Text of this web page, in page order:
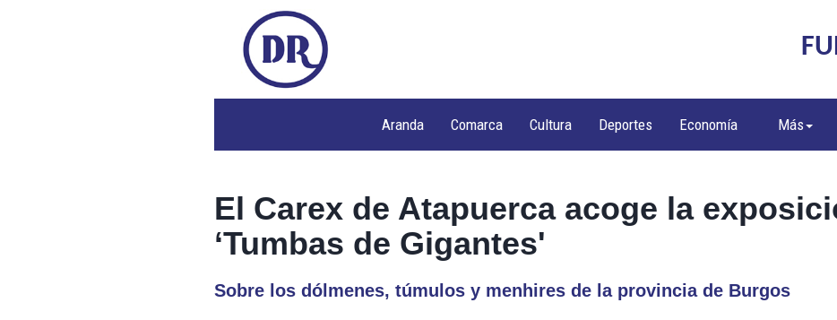
Aranda Comarca Cultura Deportes Economía Más
El Carex de Atapuerca acoge la
‘Tumbas de Gigantes'
Sobre los dólmenes, túmulos y menhires de la provincia de Burgos